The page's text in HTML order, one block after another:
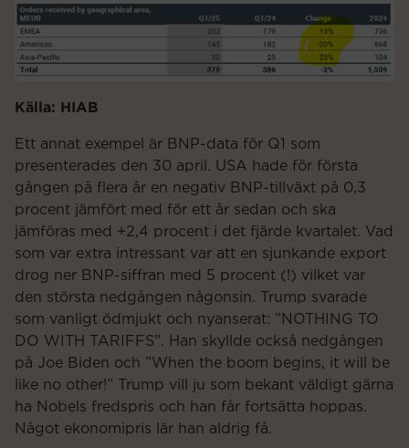
Källa: HIAB
Ett annat exempel är BNP-data för Q1 som
presenterades den 30 april. USA hade för första
gången på flera år en negativ BNP-tillväxt på 0,3
procent jämfört med för ett år sedan och ska
jämföras med +2,4 procent i det fjärde kvartalet. Vad
som var extra intressant var att en sjunkande export
drog ner BNP-siffran med 5 procent (!) vilket var
den största nedgången någonsin. Trump svarade
som vanligt ödmjukt och nyanserat: ”NOTHING TO
DO WITH TARIFFS”. Han skyllde också nedgången
på Joe Biden och ”When the boom begins, it will be
like no other!” Trump vill ju som bekant väldigt gärna
ha Nobels fredspris och han får fortsätta hoppas.
Något ekonomipris lär han aldrig få.